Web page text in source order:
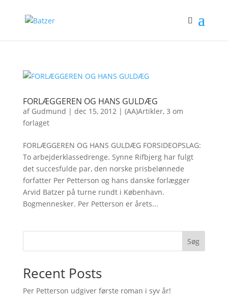
FORLÆGGEREN OG HANS GULDÆG
af Gudmund | dec 15, 2012| (AA)Artikler, 3 om
forlaget
FORLÆGGEREN OG HANS GULDÆG FORSIDEOPSLAG:
To arbejderklassedrenge. Synne Rifbjerg har fulgt
det succesfulde par, den norske prisbelønnede
forfatter Per Petterson og hans danske forlægger
Arvid Batzer på turne rundt i København.
Bogmennesker. Per Petterson er årets...
Søg
Recent Posts
Per Petterson udgiver første roman i syv år!